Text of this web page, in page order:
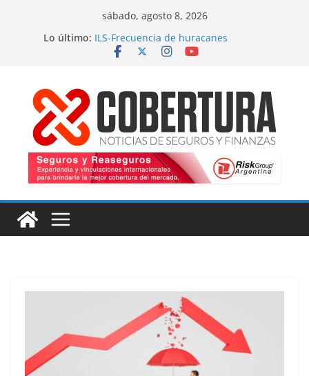
sábado, agosto 8, 2026
Lo último: ILS-Frecuencia de huracanes
Seguro marítimo-Presiones cruzadas
Fitch-Impulso a la innovación